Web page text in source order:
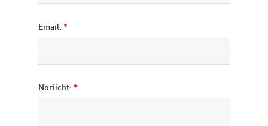
Email: *
Noriicht: *